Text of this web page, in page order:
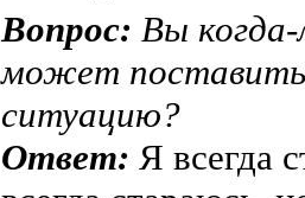
Вопрос: Вы когда-
может поставить
ситуацию?
Ответ: Я всегда